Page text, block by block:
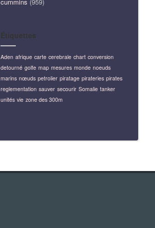
Étiquettes
Aden afrique carte cerebrale chart conversion
detourné golfe map mesures monde noeuds
marins nœuds petrolier piratage pirateries pirates
reglementation sauver secourir Somalie tanker
unités vie zone des 300m